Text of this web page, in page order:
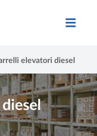
elevatori diesel